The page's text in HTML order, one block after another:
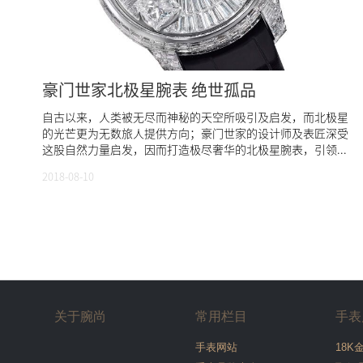
豪门世家北极星腕表 绝世孤品
自古以来，人类被无尽而神秘的天空所吸引及启发，而北极星
的光芒更为无数旅人提供方向；豪门世家的设计师及表匠深受
这股自然力量启发，因而打造极尽奢华的北极星腕表，引领...
2018-08-10
关于腕尚 常用栏目
手表网站
手
18K